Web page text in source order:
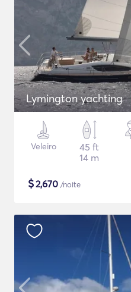
Lymington yachting
Veleiro
45 ft
14 m
$2,670 /noite